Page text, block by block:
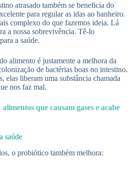
atrasado também se beneficia do
para regular as idas ao banheiro.
complexo do que fazemos ideia. Lá
a nossa sobrevivência. Tê-lo
a saúde.
alimento é justamente a melhora da
de bactérias boas no intestino.
elas liberam uma substância chamada
nos faz mal.
alimentos que causam gases e acabe
saúde
o probiótico também melhora: